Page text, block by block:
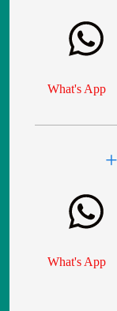
What's App
What's App